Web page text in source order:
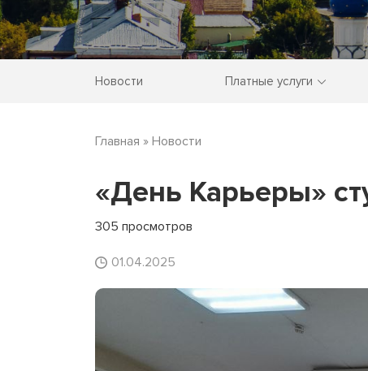
Новости Платные услуги
Главная » Новости
«День Карьеры»
305 просмотров
01.04.2025